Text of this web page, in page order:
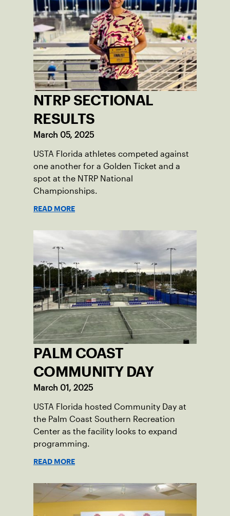
NTRP SECTIONAL
RESULTS
March 05, 2025
USTA Florida athletes competed against
one another for a Golden Ticket and a
spot at the NTRP National
Championships.
READ MORE
PALM COAST
COMMUNITY DAY
March 01, 2025
USTA Florida hosted Community Day at
the Palm Coast Southern Recreation
Center as the facility looks to expand
programming.
READ MORE